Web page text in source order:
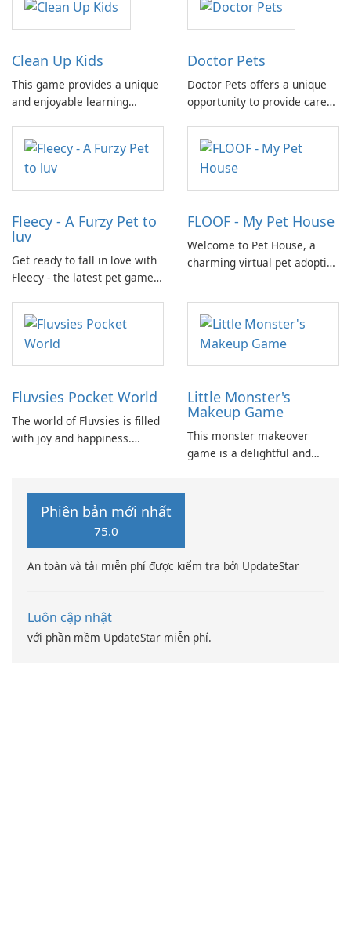
Clean Up Kids
This game provides a unique
and enjoyable learning
to develop essential skills
and responsibility while
having fun.
Doctor Pets
Doctor Pets offers a unique
opportunity to provide care
group of animals who call
nature their home.
Fleecy - A Furzy Pet to
luv
Get ready to fall in love with
Fleecy - the latest pet game
you'll step into a world full of
cuddly and adorable pets
waiting for your care.
FLOOF - My Pet House
Welcome to Pet House, a
charming virtual pet adoption
rabbit family! Watch as your
pets grow and thrive in their
beautifully decorated home.
Fluvsies Pocket World
The world of Fluvsies is filled
with joy and happiness.
snatch a precious Fluvsies
Little Monster's
Makeup Game
This monster makeover
game is a delightful and
Phiên bản mới nhất
75.0
An toàn và tải miễn phí được kiểm tra bởi UpdateStar
Luôn cập nhật
với phần mềm UpdateStar miễn phí.